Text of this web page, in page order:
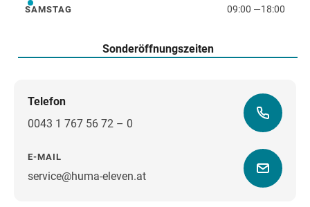
Samstag
SAMSTAG 09:00 —18:00
Sonderöffnungszeiten
Telefon
0043 1 767 56 72 – 0
E-MAIL
service@huma-eleven.atWegbeschreibung